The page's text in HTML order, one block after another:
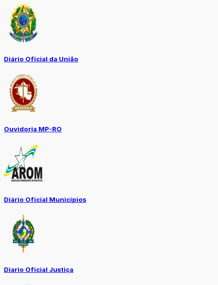
Diário Oficial da União
Ouvidoria MP-RO
Diário Oficial Municípios
Diario Oficial Justiça